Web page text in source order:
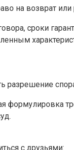
на возврат
сроки
разрешение
формулировка
с друзьями: